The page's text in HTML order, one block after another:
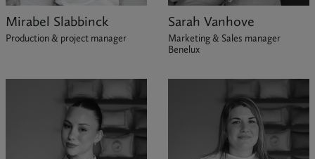
Mirabel Slabbinck
Production & project manager
Sarah Vanhove
Marketing & Sales manager
Benelux